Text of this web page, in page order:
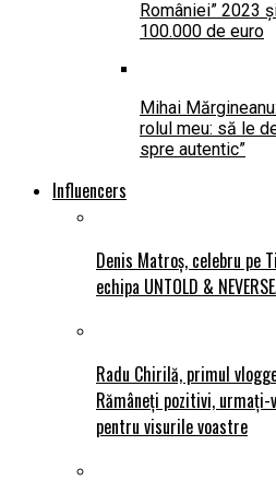
României” 2023
100.000 de euro
Mihai
rolul meu: să le
spre autentic”
Influencers
Denis Matroș, celebru pe
echipa UNTOLD &
Radu Chirilă, primul
Rămâneți pozitivi,
pentru visurile voastre